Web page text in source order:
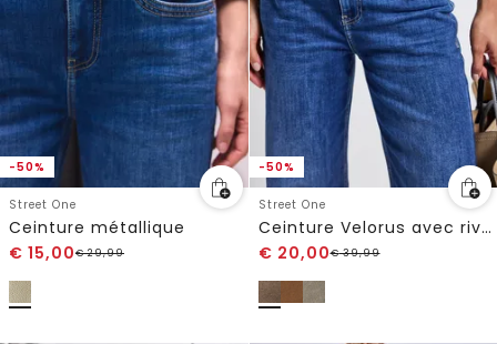
-50%
Street One
Ceinture métallique
€ 15,00€29,99
-50%
Street One
Ceinture Velorus avec rivets
€ 20,00€39,99